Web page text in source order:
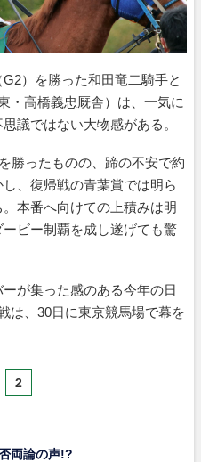
）を勝った和田竜二騎手と
・高橋義忠厩舎）は、一気に
議ではない大物感がある。
勝ったものの、蹄の不安で約
、復帰戦の青葉賞では明ら
本番へ向けての上積みは明
ビー制覇を成し遂げても驚
が集った感のある今年の日
は、30日に東京競馬場で幕を
2
両論の声!?